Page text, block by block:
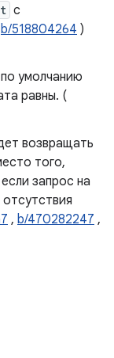
с
b/518804264 )
по умолчанию
равны. (
возвращать
того,
запрос на
, b/470282247 ,